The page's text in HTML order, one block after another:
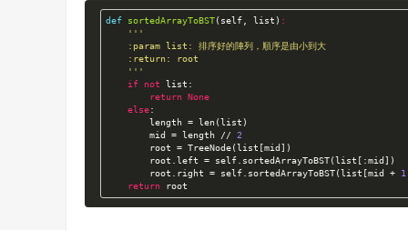
def sortedArrayToBST(self, list) :
'''
    :param list: 排序好的陣列，順序是由小到大
    :return: root
    '''
if
not list:
return None
else:
        length = len(list)
        mid = length //
2
        root = TreeNode(list[mid])
        root.left = self.sortedArrayToBST(list[:mid])
        root.right = self.sortedArrayToBST(list[mid +
1
return root